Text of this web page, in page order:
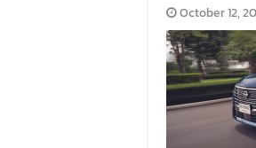
October 12,